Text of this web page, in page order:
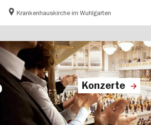
Krankenhauskirche im Wuhlgarten
Konzerte